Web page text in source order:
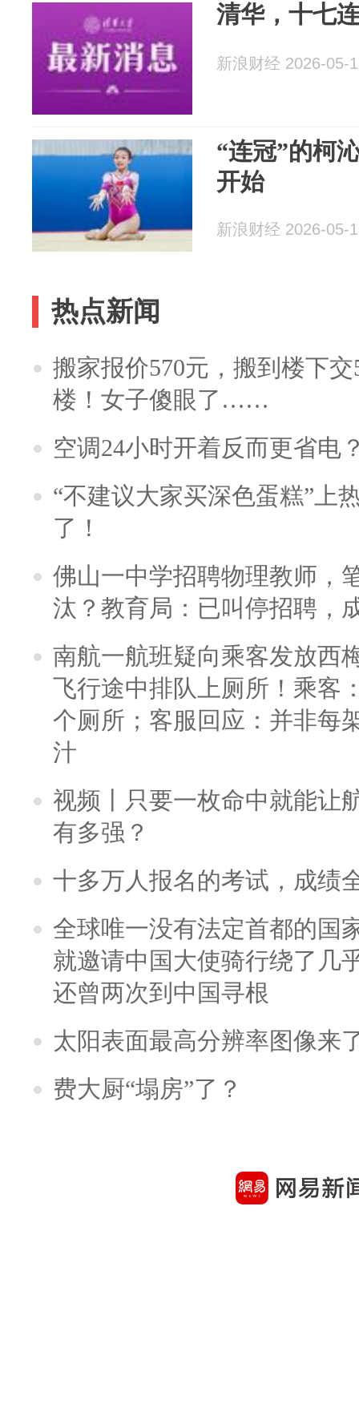
清华，十七
新浪财经 2026-05-
“连冠”的柯
开始
新浪财经 2026-05-
热点新闻
搬家报价570元，搬到楼下
楼！女子傻眼了……
空调24小时开着反而更省电
“不建议大家买深色蛋糕”上
了！
佛山一中学招聘物理教师，
汰？教育局：已叫停招聘，
南航一航班疑向乘客发放西
飞行途中排队上厕所！乘客
个厕所；客服回应：并非每
汁
视频丨只要一枚命中就能让
有多强？
十多万人报名的考试，成绩
全球唯一没有法定首都的国
就邀请中国大使骑行绕了几
还曾两次到中国寻根
太阳表面最高分辨率图像来
费大厨“塌房”了？